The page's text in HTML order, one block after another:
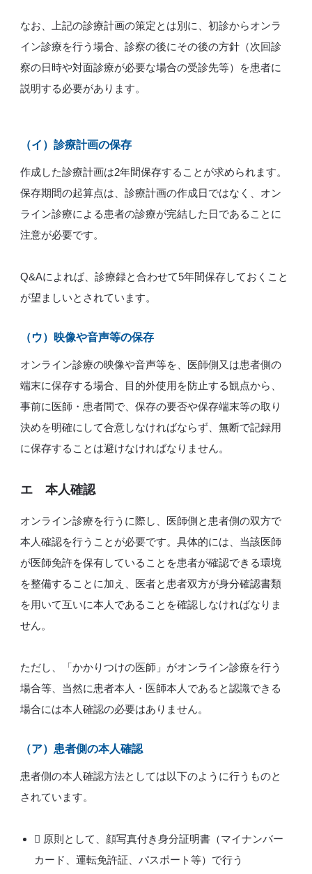
なお、上記の診療計画の策定とは別に、初診からオンラ
イン診療を行う場合、診察の後にその後の方針（次回診
察の日時や対面診療が必要な場合の受診先等）を患者に
説明する必要があります。
（イ）診療計画の保存
作成した診療計画は2年間保存することが求められます。
保存期間の起算点は、診療計画の作成日ではなく、オン
ライン診療による患者の診療が完結した日であることに
注意が必要です。
Q&Aによれば、診療録と合わせて5年間保存しておくこと
が望ましいとされています。
（ウ）映像や音声等の保存
オンライン診療の映像や音声等を、医師側又は患者側の
端末に保存する場合、目的外使用を防止する観点から、
事前に医師・患者間で、保存の要否や保存端末等の取り
決めを明確にして合意しなければならず、無断で記録用
に保存することは避けなければなりません。
エ 本人確認
オンライン診療を行うに際し、医師側と患者側の双方で
本人確認を行うことが必要です。具体的には、当該医師
が医師免許を保有していることを患者が確認できる環境
を整備することに加え、医者と患者双方が身分確認書類
を用いて互いに本人であることを確認しなければなりま
せん。
ただし、「かかりつけの医師」がオンライン診療を行う
場合等、当然に患者本人・医師本人であると認識できる
場合には本人確認の必要はありません。
（ア）患者側の本人確認
患者側の本人確認方法としては以下のように行うものと
されています。
 原則として、顔写真付き身分証明書（マイナンバー
カード、運転免許証、パスポート等）で行う